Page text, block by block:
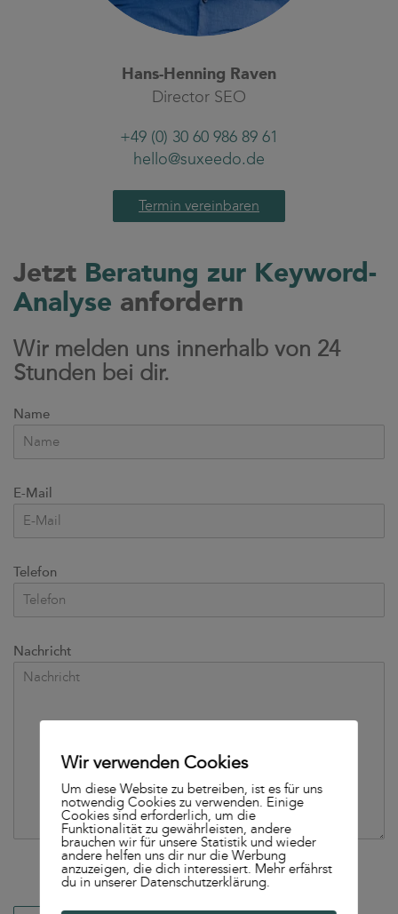
Hans-Henning Raven
Director SEO
+49 (0) 30 60 986 89 61
hello@suxeedo.de
Termin vereinbaren
Jetzt Beratung zur Keyword-
Analyse anfordern
Wir melden uns innerhalb von 24
Stunden bei dir.
Name
E-Mail
Telefon
Nachricht
Wir verwenden Cookies
Um diese Website zu betreiben, ist es für uns
notwendig Cookies zu verwenden. Einige
Cookies sind erforderlich, um die
Funktionalität zu gewährleisten, andere
brauchen wir für unsere Statistik und wieder
andere helfen uns dir nur die Werbung
anzuzeigen, die dich interessiert. Mehr erfährst
du in unserer Datenschutzerklärung.